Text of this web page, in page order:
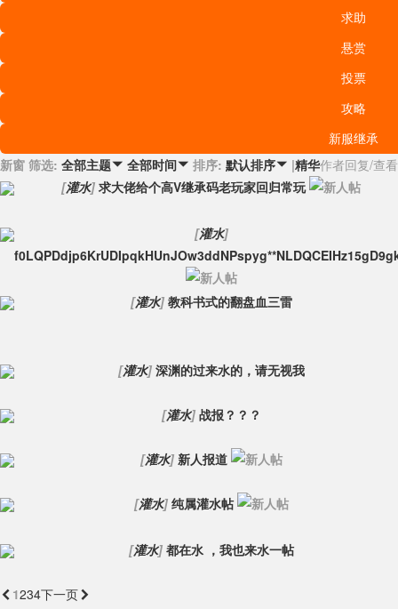
求助
悬赏
投票
攻略
新服继承
新窗 筛选: 全部主题 全部时间  排序: 默认排序 |精华作者回复/查看
[灌水] 求大佬给个高V继承码老玩家回归常玩
[灌水]
[灌水] 教科书式的翻盘血三雷
[灌水] 深渊的过来水的，请无视我
[灌水] 战报？？？
[灌水] 新人报道
[灌水] 纯属灌水帖
[灌水] 都在水 ，我也来水一帖
 1234下一页